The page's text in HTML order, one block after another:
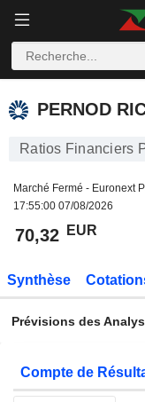
PERNOD RICARD
PERNOD
Ratios Financiers
Marché Fermé - Euronext
17:55:00 07/08/2026
70,32 EUR
Synthèse
Prévisions des
Compte de